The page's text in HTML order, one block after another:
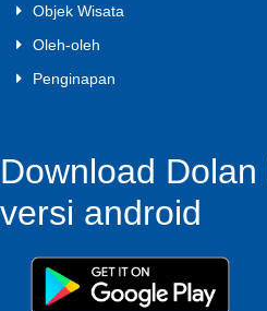
Objek Wisata
Oleh-oleh
Penginapan
Download
versi android